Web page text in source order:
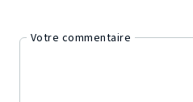
Votre commentaire